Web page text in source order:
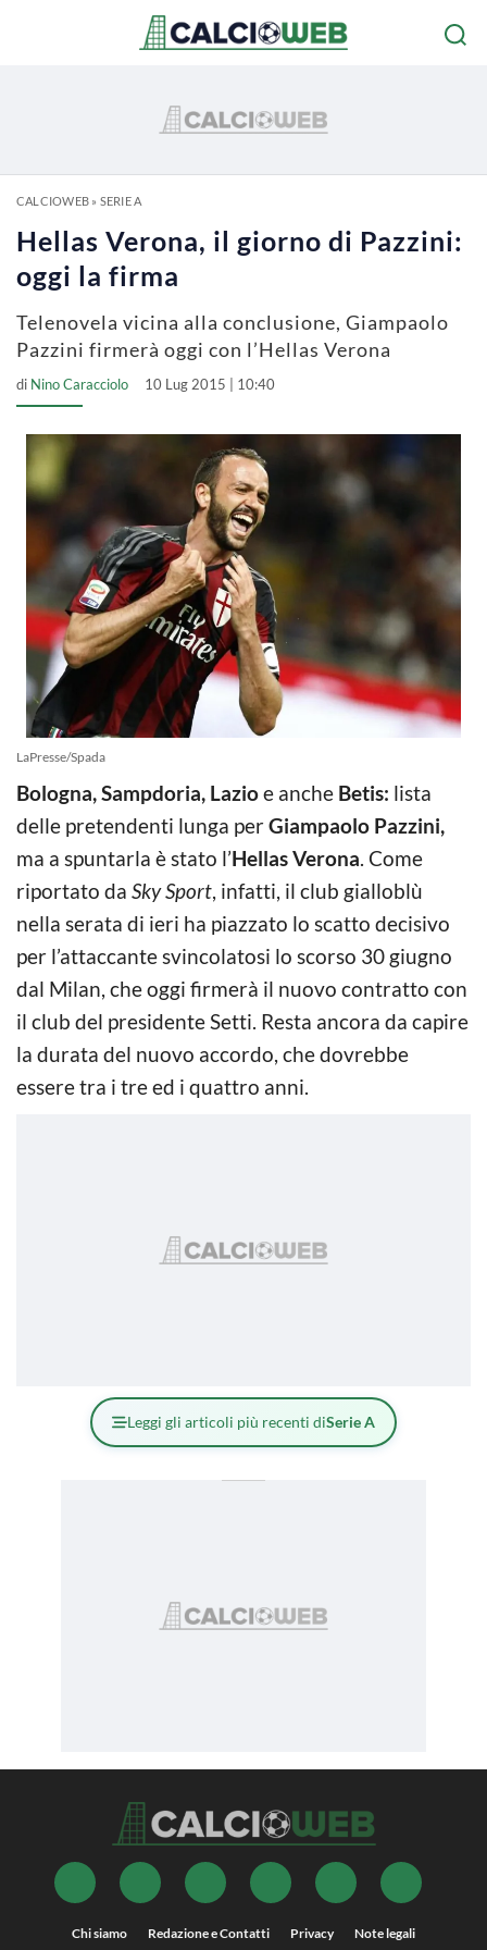
CALCIOWEB» SERIE A
Hellas Verona, il giorno di Pazzini:
oggi la firma
Telenovela vicina alla conclusione, Giampaolo
Pazzini firmerà oggi con l’Hellas Verona
di Nino Caracciolo 10 Lug 2015 | 10:40
LaPresse/Spada
Bologna, Sampdoria, Lazioe anche Betis: lista
delle pretendenti lunga perGiampaolo Pazzini,
ma a spuntarla è stato l’Hellas Verona. Come
riportato da Sky Sport, infatti, il club gialloblù
nella serata di ieri ha piazzato lo scatto decisivo
per l’attaccante svincolatosi lo scorso 30 giugno
dal Milan, che oggi firmerà il nuovo contratto con
il club del presidente Setti. Resta ancora da capire
la durata del nuovo accordo, che dovrebbe
essere tra i tre ed i quattro anni.
Leggi gli articoli più recenti diSerie A
Chi siamo Redazione e Contatti Privacy Note legali